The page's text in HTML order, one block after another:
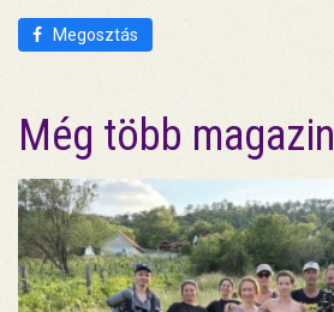
Megosztás
Még több magazin